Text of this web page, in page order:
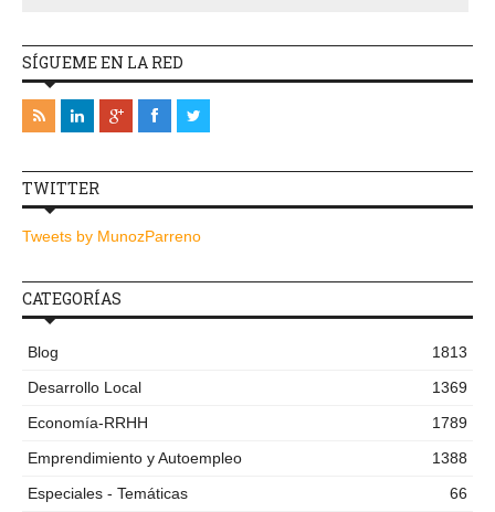
SÍGUEME EN LA RED
TWITTER
Tweets by MunozParreno
CATEGORÍAS
Blog
1813
Desarrollo Local
1369
Economía-RRHH
1789
Emprendimiento y Autoempleo
1388
Especiales - Temáticas
66